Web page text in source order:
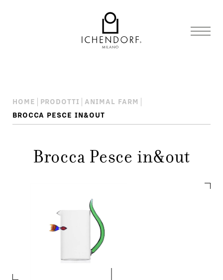
HOME PRODOTTI
ANIMAL FARM
BROCCA PESCE IN&OUT
Brocca Pesce in&out